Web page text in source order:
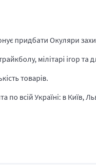
придбати Окуляри
мілітарі ігор та
товарів.
всій Україні: в Київ,